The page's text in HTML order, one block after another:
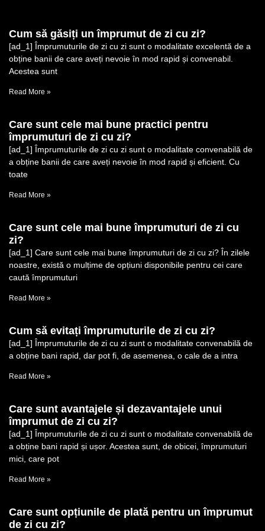
Cum să găsiți un împrumut de zi cu zi?
[ad_1] Împrumuturile de zi cu zi sunt o modalitate excelentă de a
obține banii de care aveți nevoie în mod rapid și convenabil.
Acestea sunt
Read More »
Care sunt cele mai bune practici pentru
împrumuturi de zi cu zi?
[ad_1] Împrumuturile de zi cu zi sunt o modalitate convenabilă de
a obține banii de care aveți nevoie în mod rapid și eficient. Cu
toate
Read More »
Care sunt cele mai bune împrumuturi de zi cu
zi?
[ad_1] Care sunt cele mai bune împrumuturi de zi cu zi? În zilele
noastre, există o mulțime de opțiuni disponibile pentru cei care
caută împrumuturi
Read More »
Cum să evitați împrumuturile de zi cu zi?
[ad_1] Împrumuturile de zi cu zi sunt o modalitate convenabilă de
a obține bani rapid, dar pot fi, de asemenea, o cale de a intra
Read More »
Care sunt avantajele și dezavantajele unui
împrumut de zi cu zi?
[ad_1] Împrumuturile de zi cu zi sunt o modalitate convenabilă de
a obține bani rapid și ușor. Acestea sunt, de obicei, împrumuturi
mici, care pot
Read More »
Care sunt opțiunile de plată pentru un împrumut
de zi cu zi?